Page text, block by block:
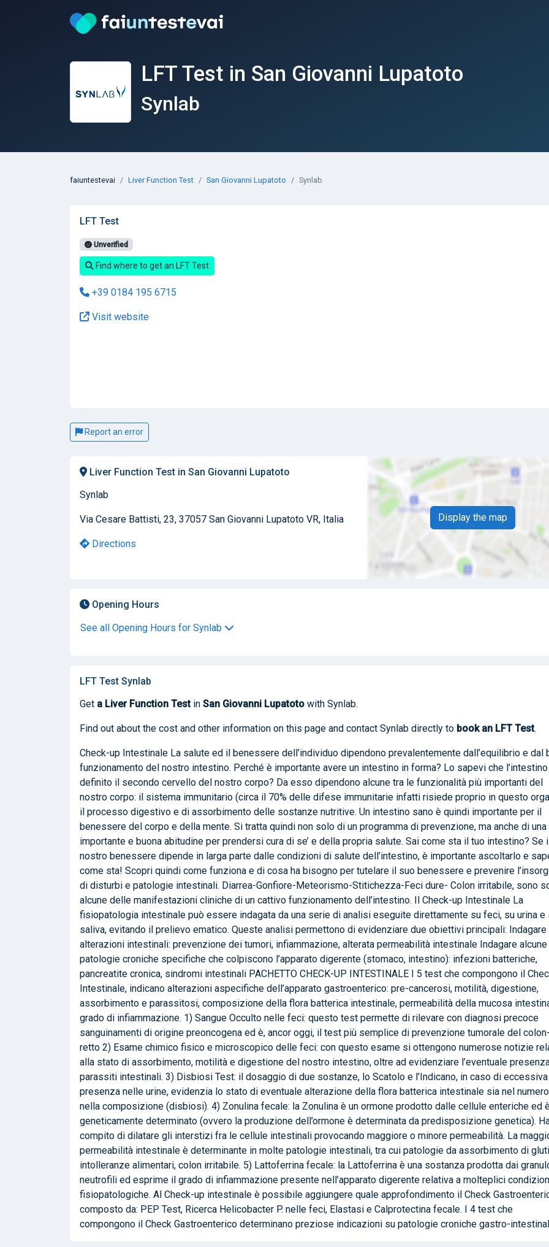
LFT Test in San Giovanni Lupatoto
Synlab
faiuntestevai Liver Function Test San Giovanni Lupatoto Synlab
LFT Test
Unverified
Find where to get an LFT Test
+39 0184 195 6715
Visit website
Report an error
Liver Function Test in San Giovanni Lupatoto
Synlab
Via Cesare Battisti, 23, 37057 San Giovanni Lupatoto VR, Italia
Directions
Display the map
Opening Hours
See all Opening Hours for Synlab
LFT Test Synlab
Get a Liver Function Testin San Giovanni Lupatoto with Synlab.
Find out about the cost and other information on this page and contact Synlab directly to book an LFT Test.
Check-up Intestinale La salute ed il benessere dell’individuo dipendono prevalentemente dall’equilibrio e dal
funzionamento del nostro intestino. Perché è importante avere un intestino in forma? Lo sapevi che
definito il secondo cervello del nostro corpo? Da esso dipendono alcune tra le funzionalità più importanti del
nostro corpo: il sistema immunitario (circa il 70% delle difese immunitarie infatti risiede proprio in questo
il processo digestivo e di assorbimento delle sostanze nutritive. Un intestino sano è quindi importante per il
benessere del corpo e della mente. Si tratta quindi non solo di un programma di prevenzione, ma anche di una
importante e buona abitudine per prendersi cura di se’ e della propria salute. Sai come sta il tuo intestino? Se
nostro benessere dipende in larga parte dalle condizioni di salute dell’intestino, è importante ascoltarlo e
come sta! Scopri quindi come funziona e di cosa ha bisogno per tutelare il suo benessere e prevenire
di disturbi e patologie intestinali. Diarrea-Gonfiore-Meteorismo-Stitichezza-Feci dure- Colon irritabile, sono
alcune delle manifestazioni cliniche di un cattivo funzionamento dell’intestino. Il Check-up Intestinale La
fisiopatologia intestinale può essere indagata da una serie di analisi eseguite direttamente su feci, su urina e
saliva, evitando il prelievo ematico. Queste analisi permettono di evidenziare due obiettivi principali: Indagare
alterazioni intestinali: prevenzione dei tumori, infiammazione, alterata permeabilità intestinale Indagare alcune
patologie croniche specifiche che colpiscono l’apparato digerente (stomaco, intestino): infezioni batteriche,
pancreatite cronica, sindromi intestinali PACHETTO CHECK-UP INTESTINALE I 5 test che compongono il
Intestinale, indicano alterazioni aspecifiche dell’apparato gastroenterico: pre-cancerosi, motilità, digestione,
assorbimento e parassitosi, composizione della flora batterica intestinale, permeabilità della mucosa
grado di infiammazione. 1) Sangue Occulto nelle feci: questo test permette di rilevare con diagnosi precoce
sanguinamenti di origine preoncogena ed è, ancor oggi, il test più semplice di prevenzione tumorale del colon-
retto 2) Esame chimico fisico e microscopico delle feci: con questo esame si ottengono numerose notizie
alla stato di assorbimento, motilità e digestione del nostro intestino, oltre ad evidenziare l’eventuale
parassiti intestinali. 3) Disbiosi Test: il dosaggio di due sostanze, lo Scatolo e l’Indicano, in caso di eccessiva
presenza nelle urine, evidenzia lo stato di eventuale alterazione della flora batterica intestinale sia nel
nella composizione (disbiosi). 4) Zonulina fecale: la Zonulina è un ormone prodotto dalle cellule enteriche ed
geneticamente determinato (ovvero la produzione dell’ormone è determinata da predisposizione genetica).
compito di dilatare gli interstizi fra le cellule intestinali provocando maggiore o minore permeabilità. La
permeabilità intestinale è determinante in molte patologie intestinali, tra cui patologie da assorbimento di
intolleranze alimentari, colon irritabile. 5) Lattoferrina fecale: la Lattoferrina è una sostanza prodotta dai
neutrofili ed esprime il grado di infiammazione presente nell’apparato digerente relativa a molteplici
fisiopatologiche. Al Check-up intestinale è possibile aggiungere quale approfondimento il Check
composto da: PEP Test, Ricerca Helicobacter P. nelle feci, Elastasi e Calprotectina fecale. I 4 test che
compongono il Check Gastroenterico determinano preziose indicazioni su patologie croniche gastro-